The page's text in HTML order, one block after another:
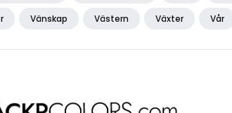
Vänskap Västern Växter Vår